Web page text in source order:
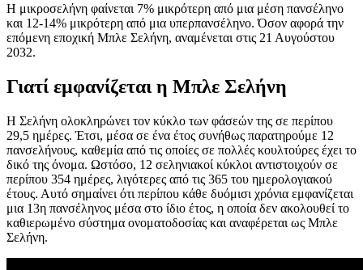
Η μικροσελήνη φαίνεται 7% μικρότερη από μια μέση πανσέληνο
και 12-14% μικρότερη από μια υπερπανσέληνο. Όσον αφορά την
επόμενη εποχική Μπλε Σελήνη, αναμένεται στις 21 Αυγούστου
2032.
Γιατί εμφανίζεται η Μπλε Σελήνη
Η Σελήνη ολοκληρώνει τον κύκλο των φάσεών της σε περίπου
29,5 ημέρες. Έτσι, μέσα σε ένα έτος συνήθως παρατηρούμε 12
πανσελήνους, καθεμία από τις οποίες σε πολλές κουλτούρες έχει το
δικό της όνομα. Ωστόσο, 12 σεληνιακοί κύκλοι αντιστοιχούν σε
περίπου 354 ημέρες, λιγότερες από τις 365 του ημερολογιακού
έτους. Αυτό σημαίνει ότι περίπου κάθε δυόμισι χρόνια εμφανίζεται
μια 13η πανσέληνος μέσα στο ίδιο έτος, η οποία δεν ακολουθεί το
καθιερωμένο σύστημα ονοματοδοσίας και αναφέρεται ως Μπλε
Σελήνη.